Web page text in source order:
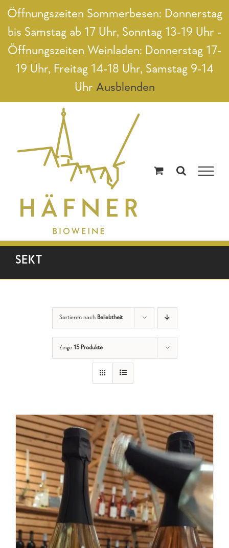
Zum
springen
SEKT
Sortieren nach Beliebtheit
Zeige 15 Produkte
Öffnungszeiten Sommerbesen: Donnerstag
bis Samstag ab 17 Uhr, Sonntag 13-19 Uhr -
Öffnungszeiten Weinladen: Donnerstag 17-
19 Uhr, Freitag 14-18 Uhr, Samstag 9-14
Uhr Ausblenden